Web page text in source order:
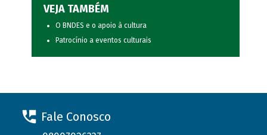
VEJA TAMBÉM
O BNDES e o apoio à cultura
Patrocínio a eventos culturais
Fale Conosco